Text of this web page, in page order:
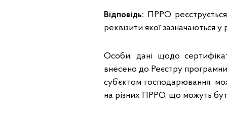
Відповідь: ПРРО
реквізити якої зазначаються
Особи, дані щодо
внесено до Реєстру
суб’єктом господарювання,
на різних ПРРО, що можуть